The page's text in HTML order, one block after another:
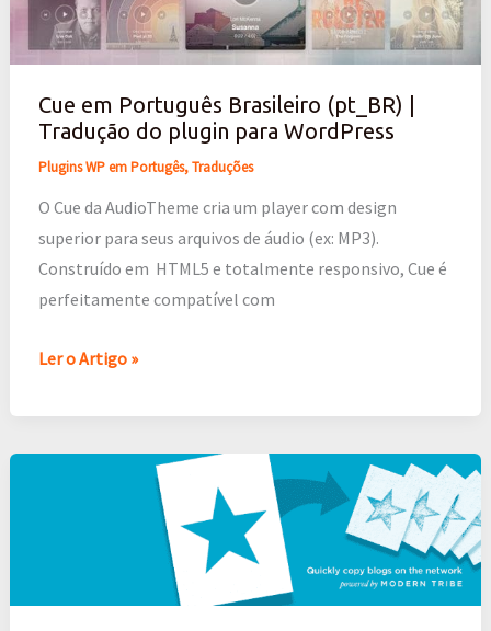
Cue em Português Brasileiro (pt_BR) |
Tradução do plugin para WordPress
Plugins WP em Portugês,Traduções
O Cue da AudioTheme cria um player com design
superior para seus arquivos de áudio (ex: MP3).
Construído em HTML5 e totalmente responsivo, Cue é
perfeitamente compatível com
Brasileiro
(pt_BR)
Tradução
do
plugin
para
WordPress
Ler o Artigo »